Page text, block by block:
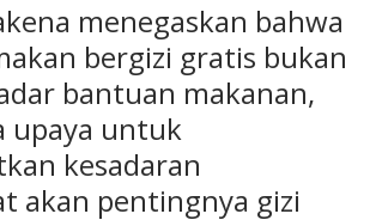
menegaskan bahwa
bergizi gratis bukan
bantuan makanan,
upaya untuk
kesadaran
akan pentingnya gizi